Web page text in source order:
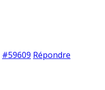
#59609 Répondre